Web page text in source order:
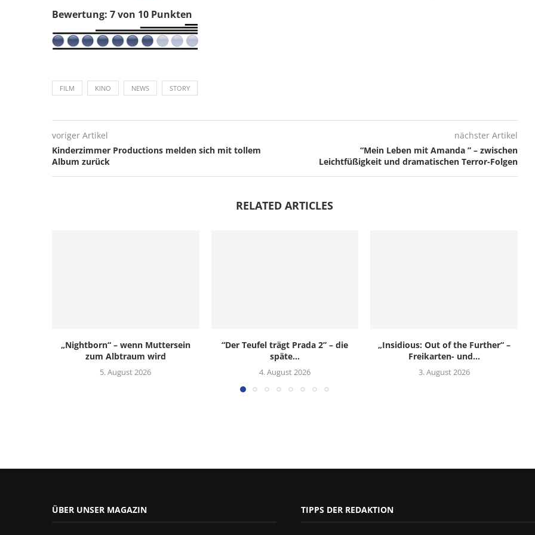
Bewertung: 7 von 10 Punkten
FILM KINO NEWS STORY
voriger Artikel
Kinderzimmer Productions melden sich mit tollem
Album zurück
nächster Artikel
“Mein Leben mit Amanda ” – zwischen
Leichtfüßigkeit und dramatischen Terror-Folgen
RELATED ARTICLES
„Nightborn“ – wenn Muttersein
zum Albtraum wird
5. August 2026
“Der Teufel trägt Prada 2” – die
späte...
4. August 2026
„Insidious: Out of the Further“ –
Freikarten- und...
3. August 2026
ÜBER UNSER MAGAZIN TIPPS DER REDAKTION